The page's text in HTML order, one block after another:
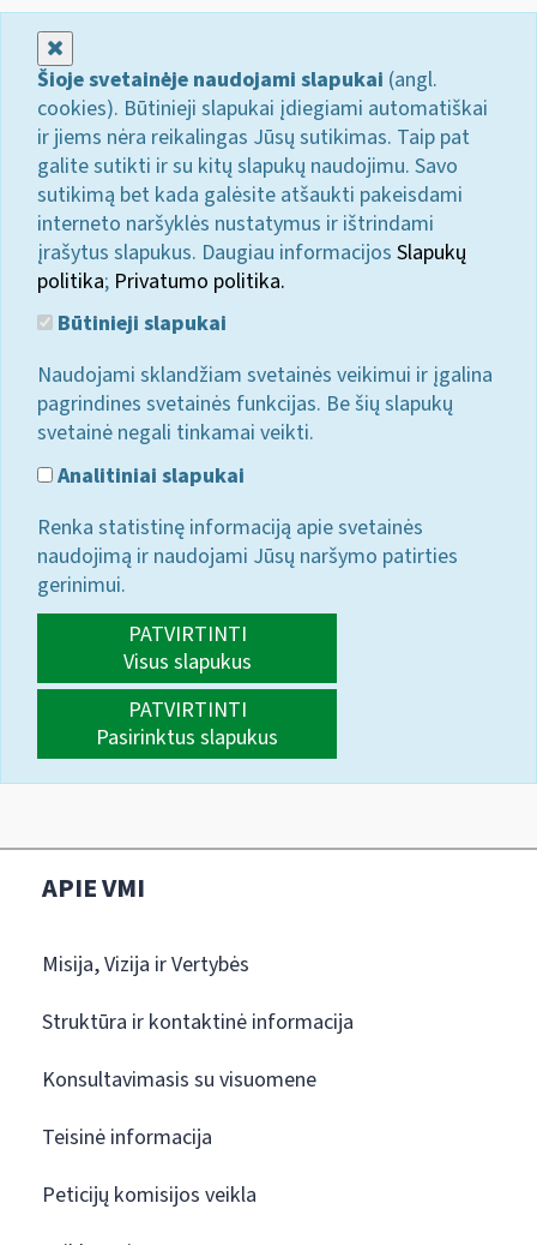
Šioje svetainėje naudojami slapukai (angl.
cookies). Būtinieji slapukai įdiegiami automatiškai
ir jiems nėra reikalingas Jūsų sutikimas. Taip pat
galite sutikti ir su kitų slapukų naudojimu. Savo
sutikimą bet kada galėsite atšaukti pakeisdami
interneto naršyklės nustatymus ir ištrindami
įrašytus slapukus. Daugiau informacijos Slapukų
politika; Privatumo politika.
Būtinieji slapukai
Naudojami sklandžiam svetainės veikimui ir įgalina
pagrindines svetainės funkcijas. Be šių slapukų
svetainė negali tinkamai veikti.
Analitiniai slapukai
Renka statistinę informaciją apie svetainės
naudojimą ir naudojami Jūsų naršymo patirties
gerinimui.
PATVIRTINTI
Visus slapukus
PATVIRTINTI
Pasirinktus slapukus
APIE VMI
Misija, Vizija ir Vertybės
Struktūra ir kontaktinė informacija
Konsultavimasis su visuomene
Teisinė informacija
Peticijų komisijos veikla